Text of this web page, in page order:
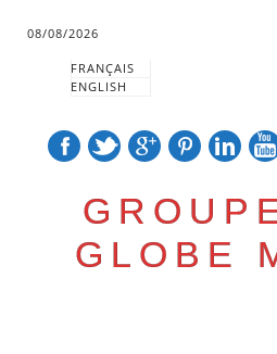
08/08/2026
FRANÇAIS
ENGLISH
GLOBE